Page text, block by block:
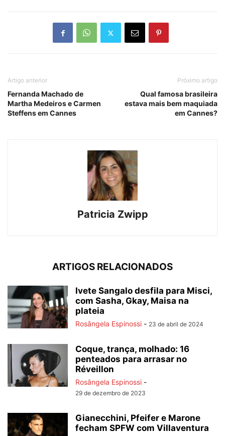
Artigo anterior
Fernanda Machado de
Martha Medeiros e Carmen
Steffens em Cannes
Próximo artigo
Qual famosa brasileira
estava mais bem maquiada
em Cannes?
Patricia Zwipp
ARTIGOS RELACIONADOS
Ivete Sangalo desfila para Misci,
com Sasha, Gkay, Maisa na
plateia
Rosângela Espinossi - 23 de abril de 2024
Coque, trança, molhado: 16
penteados para arrasar no
Réveillon
Rosângela Espinossi -
29 de dezembro de 2023
Gianecchini, Pfeifer e Marone
fecham SPFW com Villaventura